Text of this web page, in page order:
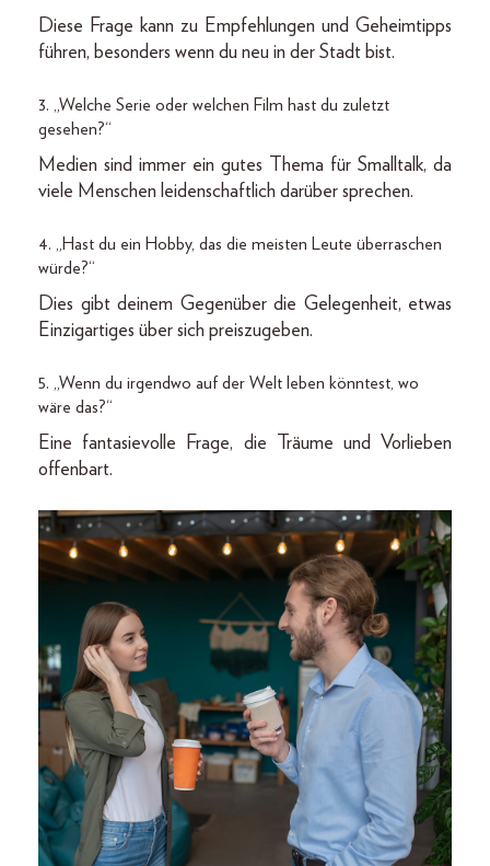
Diese Frage kann zu Empfehlungen und Geheimtipps
führen, besonders wenn du neu in der Stadt bist.
3. „Welche Serie oder welchen Film hast du zuletzt
gesehen?“
Medien sind immer ein gutes Thema für Smalltalk, da
viele Menschen leidenschaftlich darüber sprechen.
4. „Hast du ein Hobby, das die meisten Leute überraschen
würde?“
Dies gibt deinem Gegenüber die Gelegenheit, etwas
Einzigartiges über sich preiszugeben.
5. „Wenn du irgendwo auf der Welt leben könntest, wo
wäre das?“
Eine fantasievolle Frage, die Träume und Vorlieben
offenbart.